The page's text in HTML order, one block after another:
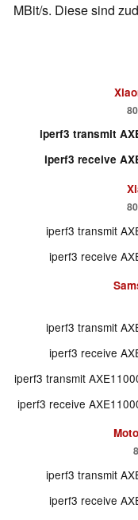
MBit/s. Diese sind
iperf3 transmit
iperf3 receive
iperf3 transmit
iperf3 receive
iperf3 transmit
iperf3 receive
iperf3 transmit
iperf3 receive
iperf3 transmit
iperf3 receive